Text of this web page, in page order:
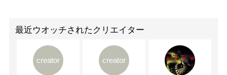
最近ウオッチされたクリエイター
creator creator